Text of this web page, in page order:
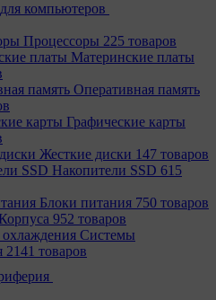
компьютеров
Процессоры 225 товаров
Материнcкие платы
Оперативная память
Графические карты
Жесткие диски 147 товаров
Накопители SSD 615
Блоки питания 750 товаров
Корпуса 952 товаров
Системы
2141 товаров